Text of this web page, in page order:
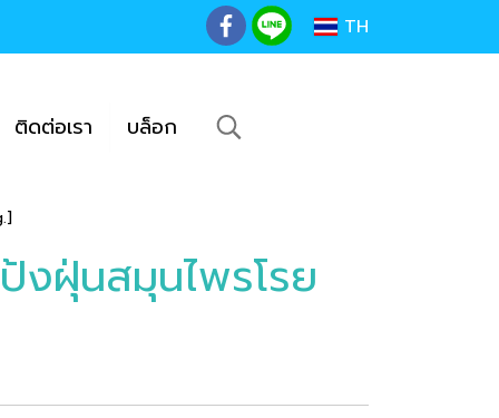
TH
ติดต่อเรา บล็อก
งฝุ่นสมุนไพรโรย